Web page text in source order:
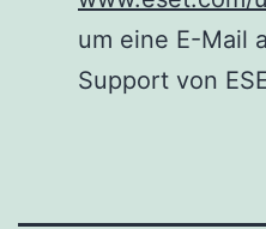
um eine E-Mail
Support von